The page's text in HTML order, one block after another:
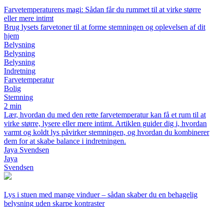
Farvetemperaturens magi: Sådan får du rummet til at virke større
eller mere intimt
Brug lysets farvetoner til at forme stemningen og oplevelsen af dit
hjem
Belysning
Belysning
Belysning
Indretning
Farvetemperatur
Bolig
Stemning
2 min
Lær, hvordan du med den rette farvetemperatur kan få et rum til at
virke større, lysere eller mere intimt. Artiklen guider dig i, hvordan
varmt og koldt lys påvirker stemningen, og hvordan du kombinerer
dem for at skabe balance i indretningen.
Jaya Svendsen
Jaya
Svendsen
Lys i stuen med mange vinduer – sådan skaber du en behagelig
belysning uden skarpe kontraster